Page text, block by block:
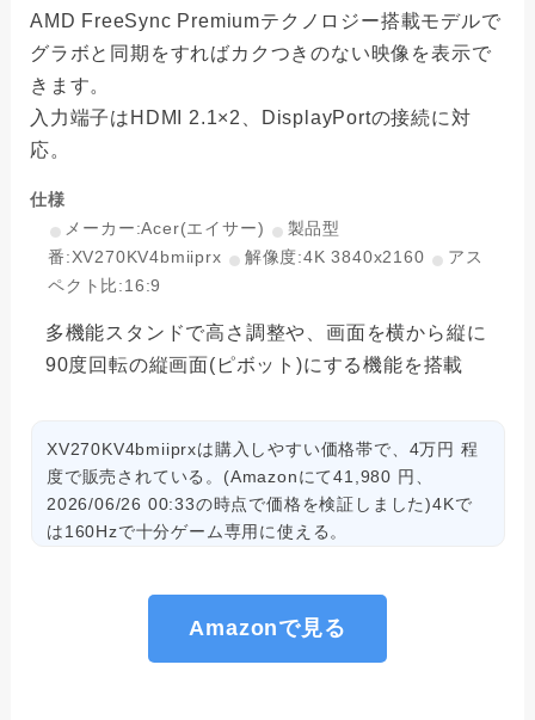
AMD FreeSync Premiumテクノロジー搭載モデルで
グラボと同期をすればカクつきのない映像を表示で
きます。
入力端子はHDMI 2.1×2、DisplayPortの接続に対
応。
仕様
メーカー:Acer(エイサー)
製品型
番:XV270KV4bmiiprx
解像度:4K 3840x2160
アス
ペクト比:16:9
多機能スタンドで高さ調整や、画面を横から縦に
90度回転の縦画面(ピボット)にする機能を搭載
XV270KV4bmiiprxは購入しやすい価格帯で、4万円 程
度で販売されている。(Amazonにて41,980 円、
2026/06/26 00:33の時点で価格を検証しました)4Kで
は160Hzで十分ゲーム専用に使える。
Amazonで見る